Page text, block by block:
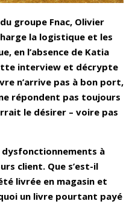
groupe Fnac, Olivier
la logistique et les
en l’absence de Katia
interview et décrypte
n’arrive pas à bon port,
répondent pas toujours
le désirer – voire pas
à
client. Que s’est-il
livrée en magasin et
un livre pourtant payé